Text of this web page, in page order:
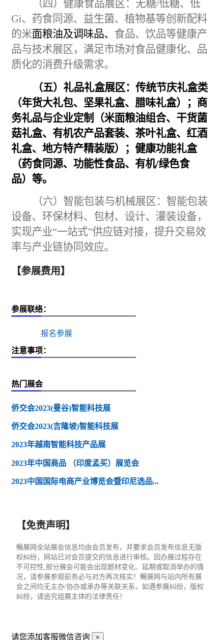
（四）健康食品展区： 无糖/低糖、低
Gi、药食同源、益生菌、植物基等创新配料
的米面粮油及调味品、 食品、饮品等健康产
品与技术展区，满足市场对食品健康化、品
质化的消费升级需求。
（五）礼品礼盒展区： 传统节庆礼盒类
（年货大礼包、坚果礼盒、腊味礼盒）；商
务礼品与企业定制（米面粮油组合、干货菌
菇礼盒、有机农产品套装、茶叶礼盒、红酒
礼盒、地方特产精装版）；健康功能礼盒
（药食同源、功能性食品、有机/绿色食
品）等。
（六）智能包装与机械展区： 智能包装
设备、 环保材料、包材、设计、灌装设备，
实现产业“一站式”供应链对接，提升交易效
率与产业链协同效应。
【参展费用】
参展联络：
报名参展
注意事项：
热门展会
侨交会2023(曼谷)智能科技展
侨交会2023(吉隆坡)智能科技展
2023年越南智能科技产品展
2023年中国商品 （印度孟买）展览会
2023中国国际电商产业博览会暨印尼选品...
【免责声明】
暢展网全站展会信息均由会员发布，并要求会员发布信息无版
权纠纷，网站已对会员提交的信息进行审核。因办展过程存在
不可控性,部分展会可能会出现题材变化、延期或取消举办的情
况，请参展参观前务必与对方再次核实！暢展网与站内所有展
会之间均无主办/协办或承办等关联关系，如遇参展纠纷，版权
纠纷，请追究组展主体的法律责任！
请您添加客服微信咨询 ×